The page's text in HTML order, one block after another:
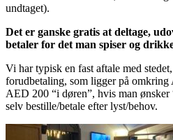
undtaget).
Det er ganske gratis at deltage,
betaler for det man spiser og
Vi har typisk en fast aftale med
forudbetaling, som ligger på
AED 200 “i døren”, hvis man ønsker
selv bestille/betale efter lyst/behov.